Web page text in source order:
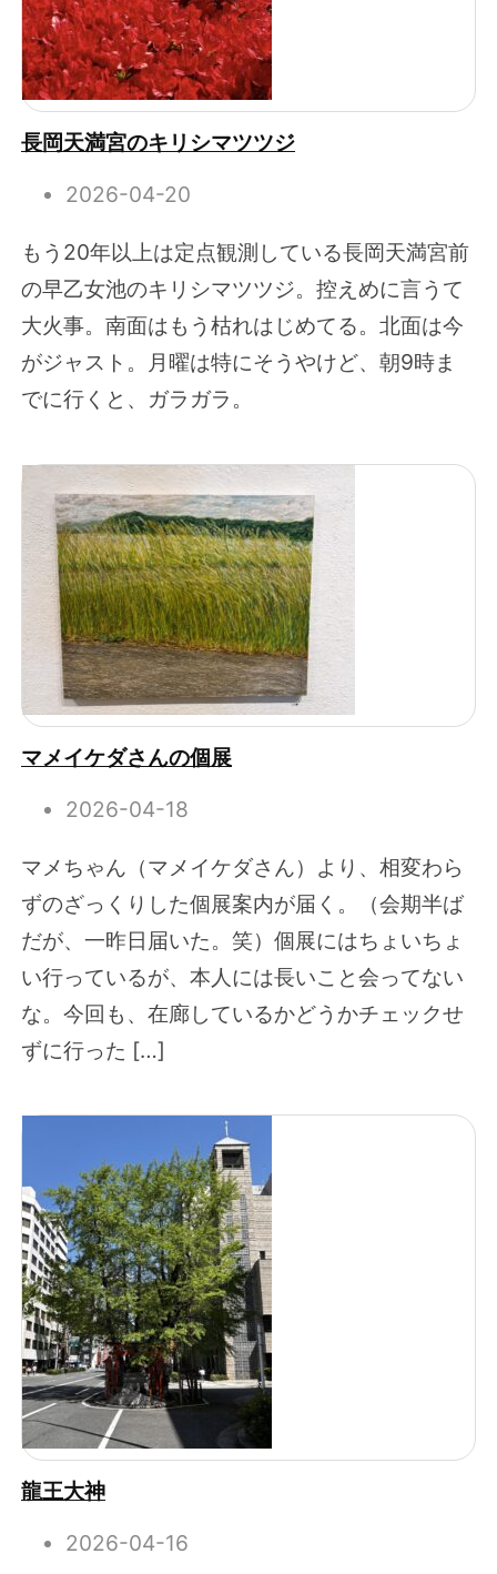
長岡天満宮のキリシマツツジ
2026-04-20
もう20年以上は定点観測している長岡天満宮前
の早乙女池のキリシマツツジ。控えめに言うて
大火事。南面はもう枯れはじめてる。北面は今
がジャスト。月曜は特にそうやけど、朝9時ま
でに行くと、ガラガラ。
マメイケダさんの個展
2026-04-18
マメちゃん（マメイケダさん）より、相変わら
ずのざっくりした個展案内が届く。（会期半ば
だが、一昨日届いた。笑）個展にはちょいちょ
い行っているが、本人には長いこと会ってない
な。今回も、在廊しているかどうかチェックせ
ずに行った […]
龍王大神
2026-04-16